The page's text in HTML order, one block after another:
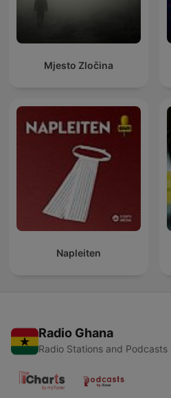
Mjesto Zločina
Napleiten
Radio Ghana
Radio Stations and Podcasts